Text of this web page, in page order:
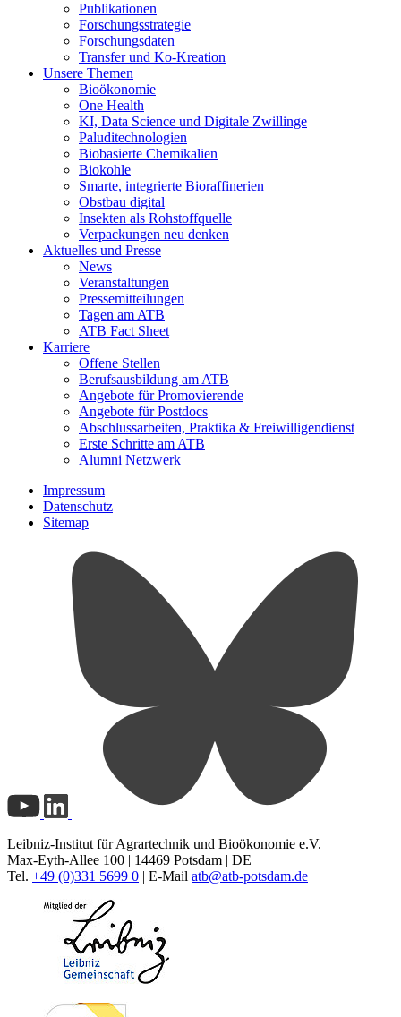
Publikationen
Forschungsstrategie
Forschungsdaten
Transfer und Ko-Kreation
Unsere Themen
Bioökonomie
One Health
KI, Data Science und Digitale Zwillinge
Paluditechnologien
Biobasierte Chemikalien
Biokohle
Smarte, integrierte Bioraffinerien
Obstbau digital
Insekten als Rohstoffquelle
Verpackungen neu denken
Aktuelles und Presse
News
Veranstaltungen
Pressemitteilungen
Tagen am ATB
ATB Fact Sheet
Karriere
Offene Stellen
Berufsausbildung am ATB
Angebote für Promovierende
Angebote für Postdocs
Abschlussarbeiten, Praktika & Freiwilligendienst
Erste Schritte am ATB
Alumni Netzwerk
Impressum
Datenschutz
Sitemap
Leibniz-Institut für Agrartechnik und Bioökonomie e.V.
Max-Eyth-Allee 100 | 14469 Potsdam | DE
Tel. +49 (0)331 5699 0 | E-Mail atb@atb-potsdam.de